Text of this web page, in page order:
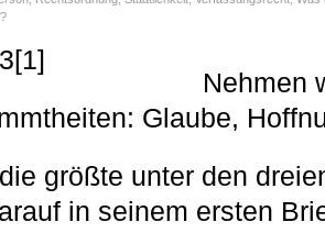
Nehmen
Glaube,
größte unter den
in seinem ersten